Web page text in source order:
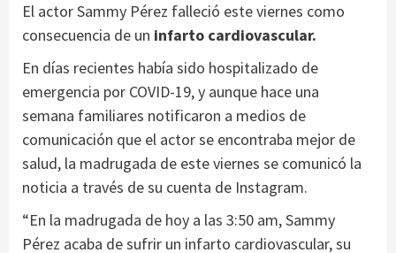
El actor Sammy Pérez falleció este viernes como
consecuencia de un infarto cardiovascular.
En días recientes había sido hospitalizado de
emergencia por COVID-19, y aunque hace una
semana familiares notificaron a medios de
comunicación que el actor se encontraba mejor de
salud, la madrugada de este viernes se comunicó la
noticia a través de su cuenta de Instagram.
“En la madrugada de hoy a las 3:50 am, Sammy
Pérez acaba de sufrir un infarto cardiovascular, su